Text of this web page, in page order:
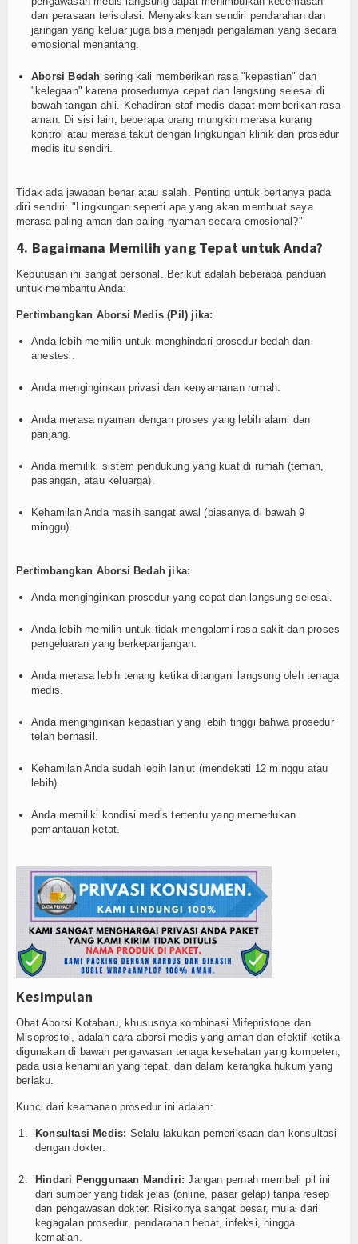
dan perasaan terisolasi. Menyaksikan sendiri pendarahan dan
jaringan yang keluar juga bisa menjadi pengalaman yang secara
emosional menantang.
Aborsi Bedah sering kali memberikan rasa "kepastian" dan
"kelegaan" karena prosedurnya cepat dan langsung selesai di
bawah tangan ahli. Kehadiran staf medis dapat memberikan rasa
aman. Di sisi lain, beberapa orang mungkin merasa kurang
kontrol atau merasa takut dengan lingkungan klinik dan prosedur
medis itu sendiri.
Tidak ada jawaban benar atau salah. Penting untuk bertanya pada
diri sendiri: "Lingkungan seperti apa yang akan membuat saya
merasa paling aman dan paling nyaman secara emosional?"
4. Bagaimana Memilih yang Tepat untuk Anda?
Keputusan ini sangat personal. Berikut adalah beberapa panduan
untuk membantu Anda:
Pertimbangkan Aborsi Medis (Pil) jika:
Anda lebih memilih untuk menghindari prosedur bedah dan
anestesi.
Anda menginginkan privasi dan kenyamanan rumah.
Anda merasa nyaman dengan proses yang lebih alami dan
panjang.
Anda memiliki sistem pendukung yang kuat di rumah (teman,
pasangan, atau keluarga).
Kehamilan Anda masih sangat awal (biasanya di bawah 9
minggu).
Pertimbangkan Aborsi Bedah jika:
Anda menginginkan prosedur yang cepat dan langsung selesai.
Anda lebih memilih untuk tidak mengalami rasa sakit dan proses
pengeluaran yang berkepanjangan.
Anda merasa lebih tenang ketika ditangani langsung oleh tenaga
medis.
Anda menginginkan kepastian yang lebih tinggi bahwa prosedur
telah berhasil.
Kehamilan Anda sudah lebih lanjut (mendekati 12 minggu atau
lebih).
Anda memiliki kondisi medis tertentu yang memerlukan
pemantauan ketat.
Kesimpulan
Obat Aborsi Kotabaru, khususnya kombinasi Mifepristone dan
Misoprostol, adalah cara aborsi medis yang aman dan efektif ketika
digunakan di bawah pengawasan tenaga kesehatan yang kompeten,
pada usia kehamilan yang tepat, dan dalam kerangka hukum yang
berlaku.
Kunci dari keamanan prosedur ini adalah:
Konsultasi Medis: Selalu lakukan pemeriksaan dan konsultasi
dengan dokter.
Hindari Penggunaan Mandiri: Jangan pernah membeli pil ini
dari sumber yang tidak jelas (online, pasar gelap) tanpa resep
dan pengawasan dokter. Risikonya sangat besar, mulai dari
kegagalan prosedur, pendarahan hebat, infeksi, hingga
kematian.